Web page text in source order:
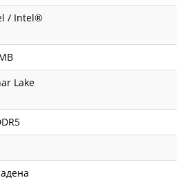
/ Intel®
Lake